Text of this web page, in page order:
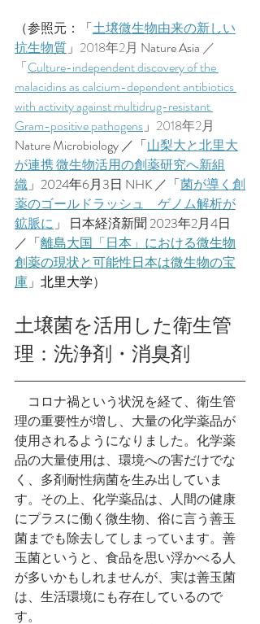
（参照元：「土壌微生物由来の新しい
抗生物質 」 2018年2月 Nature Asia ／
「Culture-independent discovery of the
malacidins as calcium-dependent antibiotics
with activity against multidrug-resistant
Gram-positive pathogens 」 2018年2月
Nature Microbiology ／「山梨大と北里大
が連携 微生物活用の創薬研究へ新組
織 」2024年6月3日 NHK ／「菌が導く創
薬のゴールドラッシュ　ゲノム解析が
鉱脈に 」 日本経済新聞 2023年2月4日
／ 「離島大国「日本」における微生物
創薬の現状と可能性日本は微生物の宝
庫 」 北里大学）
土壌菌を活用した衛生管
理：洗浄剤・消臭剤
コロナ禍という状況を経て、衛生管
理の重要性が増し、大量の化学薬品が
使用されるようになりました。化学薬
品の大量使用は、環境への害だけでな
く、 多剤耐性病菌を生み出していま
す。その上、化学薬品は、人間の健康
にプラスに働く微生物、俗に言う善玉
菌までも除去してしまっています。善
玉菌というと、食品を思い浮かべる人
が多いかもしれませんが、実は善玉菌
は、生活環境にも存在しているので
す。